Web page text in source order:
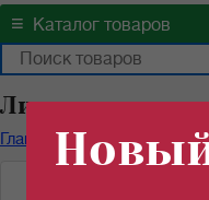
≡ Каталог товаров
Лимонная
Главная / Каталог